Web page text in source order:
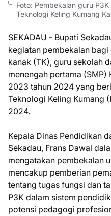
Foto: Pembekalan guru
Teknologi Keling Kumang
SEKADAU - Bupati
kegiatan pembekalan bagi
kanak (TK), guru sekolah
menengah pertama
2023 tahun 2024 yang
Teknologi Keling Kumang
2024.
Kepala Dinas Pendidikan
Sekadau, Frans Dawal
mengatakan pembekalan
mencakup pemberian
tentang tugas fungsi dan
P3K dalam sistem
potensi pedagogi